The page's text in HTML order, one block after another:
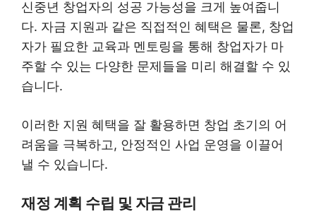
신중년 창업자의 성공 가능성을 크게 높여줍니
다. 자금 지원과 같은 직접적인 혜택은 물론, 창업
자가 필요한 교육과 멘토링을 통해 창업자가 마
주할 수 있는 다양한 문제들을 미리 해결할 수 있
습니다.
이러한 지원 혜택을 잘 활용하면 창업 초기의 어
려움을 극복하고, 안정적인 사업 운영을 이끌어
낼 수 있습니다.
재정 계획 수립 및 자금 관리